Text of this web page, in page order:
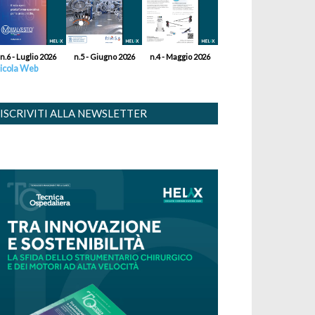
n.6 - Luglio 2026 n.5 - Giugno 2026 n.4 - Maggio 2026
Web
ISCRIVITI ALLA NEWSLETTER